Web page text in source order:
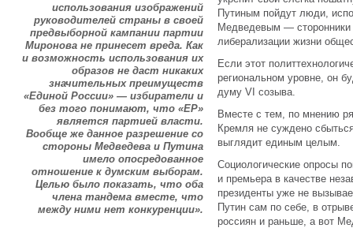
использования изображений
руководителей страны в своей
предвыборной кампании партии
Миронова не принесет вреда. Как
и возможность использования их
образов не даст никаких
значительных преимуществ
«Единой России» — избиратели и
без того понимают, что «ЕР»
является партией власти.
Вообще же данное разрешение со
стороны Медведева и Путина
имело опосредованное
отношение к думским выборам.
Целью было показать, что оба
члена тандема вместе, что
между ними нет конкуренции».
Путиным пойдут люди,
Медведевым — сторонники
либерализации жизни
Если этот
региональном уровне, он
думу VI созыва.
Вместе с тем, по мнению
Кремля не суждено
выглядит единым целым.
Социологические опросы
и премьера в качестве
президенты уже не
Путин сам по себе, в
россиян и раньше, а вот